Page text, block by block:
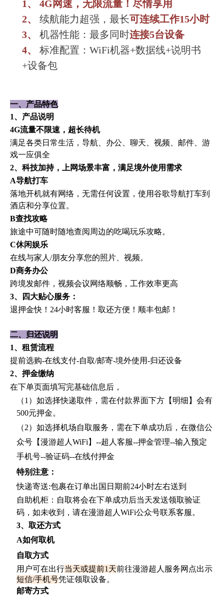
1、 4G网速，无限流量 ！ 尽情享用
2、 续航能力超强，最长可连续工作15小时
3、
机器性能：最多同时连接5台设备
4、
标准配置：WiFi机器+数据线+说明书
+设备包
一、产品特色
1、产品说明
4G流量不限速，超长待机
满足各类日常生活，导航、办公、聊天、视频、邮件、游
戏一应俱全
2、科技加持，上网场景丰富，满足境外使用需求
A导航打车
落地开机就有网络，无需任何设置，使用谷歌导航打车到
酒店和分享位置。
B查找攻略
旅途中可随时随地查阅周边的吃喝玩乐攻略。
C休闲娱乐
在线与家人 /朋友分享您的照片、视频。
D商务办公
跨境发邮件，视频会议网络顺畅，工作效率更高
3、四大贴心服务：
退押金快！ 24小时客服！取还方便！顺丰包邮！
二、归还说明
1、租赁流程
提前选购-在线支付-自取/邮寄-境外使用-归还设备
2、押金缴纳
在下单页面填写完基础信息后，
（1）如选择快递取件，需在付款界面下方【明细】会有
500元押金。
（2）如选择机场自取服务，需在下单成功后，在微信公
众号【漫游超人WiFi】--超人客服--押金管理--输入预定
手机号--验证码--在线付押金
特别注意：
快递寄送:包裹在订单出国日期前24小时左右送到
自助机柜：自取将会在下单成功后当天发送领取验证
码，如未收到，请在漫游超人 WiFi公众号联系客服。
3、取还方式
A如何取机
自取方式
用户可在出行当天或提前1天前往漫游超人服务网点出示
短信/手机号凭证领取设备。
邮寄方式